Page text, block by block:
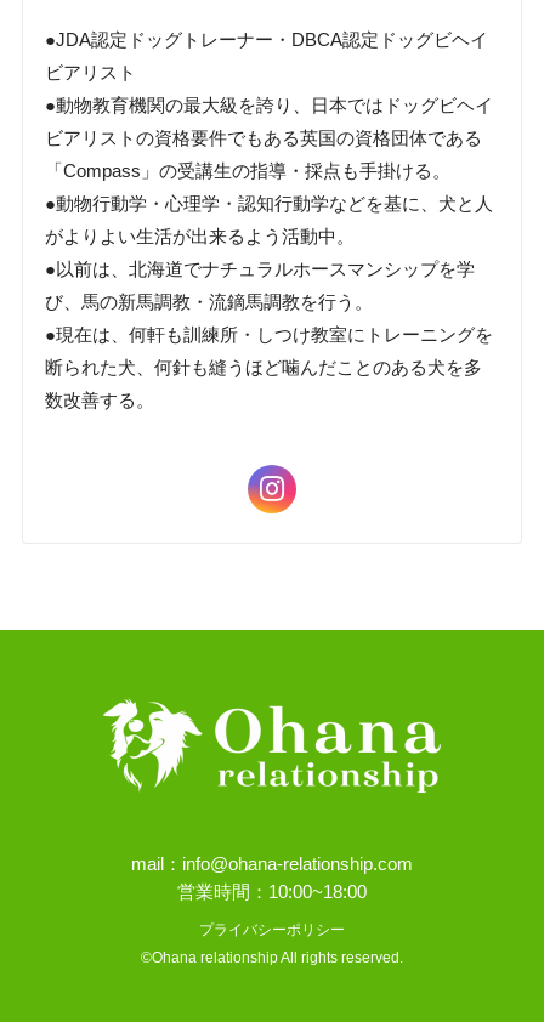
●JDA認定ドッグトレーナー・DBCA認定ドッグビヘイ
ビアリスト
●動物教育機関の最大級を誇り、日本ではドッグビヘイ
ビアリストの資格要件でもある英国の資格団体である
「Compass」の受講生の指導・採点も手掛ける。
●動物行動学・心理学・認知行動学などを基に、犬と人
がよりよい生活が出来るよう活動中。
●以前は、北海道でナチュラルホースマンシップを学
び、馬の新馬調教・流鏑馬調教を行う。
●現在は、何軒も訓練所・しつけ教室にトレーニングを
断られた犬、何針も縫うほど噛んだことのある犬を多
数改善する。
mail：info@ohana-relationship.com
営業時間：10:00~18:00
プライバシーポリシー
©Ohana relationship All rights reserved.